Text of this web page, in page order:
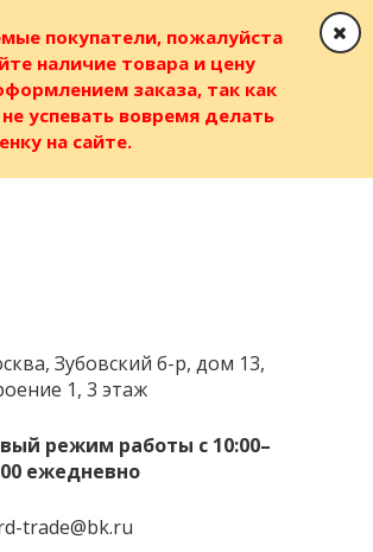
покупатели, пожалуйста
наличие товара и цену
заказа, так как
успевать вовремя делать
на сайте.
Зубовский б-р, дом 13,
1, 3 этаж
режим работы с 10:00–
ежедневно
trade@bk.ru